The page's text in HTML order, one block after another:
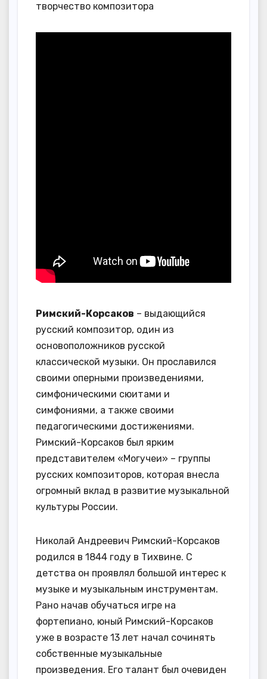
Римский-Корсаков – выдающийся
русский композитор, один из
основоположников русской
классической музыки. Он прославился
своими оперными произведениями,
симфоническими сюитами и
симфониями, а также своими
педагогическими достижениями.
Римский-Корсаков был ярким
представителем «Могучеи» – группы
русских композиторов, которая внесла
огромный вклад в развитие музыкальной
культуры России.
Николай Андреевич Римский-Корсаков
родился в 1844 году в Тихвине. С
детства он проявлял большой интерес к
музыке и музыкальным инструментам.
Рано начав обучаться игре на
фортепиано, юный Римский-Корсаков
уже в возрасте 13 лет начал сочинять
собственные музыкальные
произведения. Его талант был очевиден